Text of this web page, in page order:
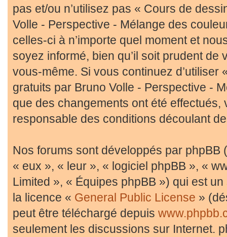
pas et/ou n’utilisez pas « Cours de
Volle - Perspective - Mélange des
celles-ci à n’importe quel moment et
soyez informé, bien qu’il soit prudent
vous-même. Si vous continuez d’utiliser
gratuits par Bruno Volle - Perspective -
que des changements ont été effectués,
responsable des conditions découlant
Nos forums sont développés par phpBB
« eux », « leur », « logiciel phpBB », «
Limited », « Équipes phpBB ») qui est
la licence « General Public License »
peut être téléchargé depuis
seulement les discussions sur Internet.